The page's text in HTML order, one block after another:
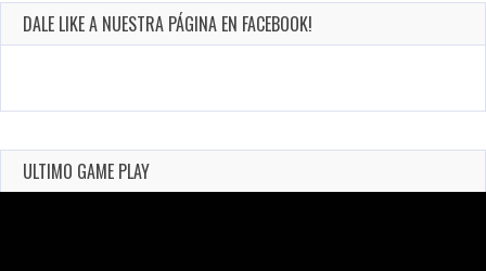
DALE LIKE A NUESTRA PÁGINA EN FACEBOOK!
ULTIMO GAME PLAY